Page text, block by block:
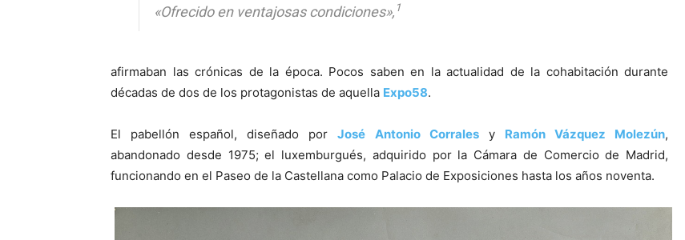
«Ofrecido en ventajosas condiciones», 1
afirmaban las crónicas de la época. Pocos saben en la actualidad de la cohabitación durante
décadas de dos de los protagonistas de aquella Expo58.
El pabellón español, diseñado porJosé Antonio Corrales y Ramón Vázquez Molezún,
abandonado desde 1975; el luxemburgués, adquirido por la Cámara de Comercio de Madrid,
funcionando en el Paseo de la Castellana como Palacio de Exposiciones hasta los años noventa.